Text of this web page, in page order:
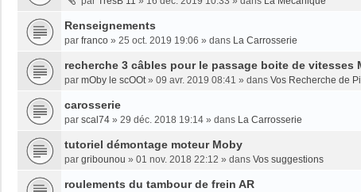
Renseignements
par franco » 25 oct. 2019 19:06 » dans La Carrosserie
recherche 3 câbles pour le passage boite de vitesses
par mOby le scOOt» 09 avr. 2019 08:41 » dans Vos Recherche de
carosserie
par scal74 » 29 déc. 2018 19:14 » dans La Carrosserie
tutoriel démontage moteur Moby
par gribounou » 01 nov. 2018 22:12 » dans Vos suggestions
roulements du tambour de frein AR